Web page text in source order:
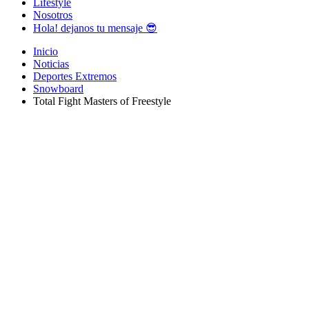
Lifestyle
Nosotros
Hola! dejanos tu mensaje 😎
Inicio
Noticias
Deportes Extremos
Snowboard
Total Fight Masters of Freestyle